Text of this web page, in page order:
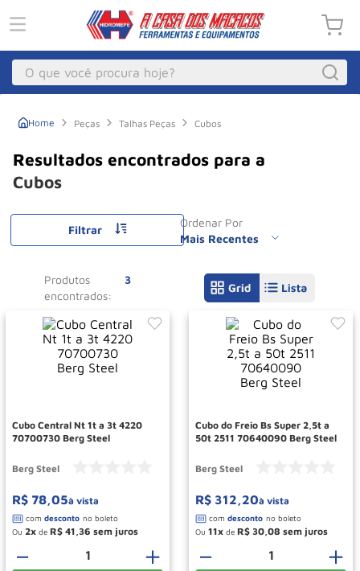
O que você procura hoje?
Peças Talhas Peças Cubos
Cubos
Ordenar Por
Mais Recentes
Filtrar
3
Produtos
Cubo Central Nt 1t a 3t 4220
70700730 Berg Steel
Berg Steel
R$ 78,05à vista
Ou 2 de R$ 41,36
＋
－
Cubo do Freio Bs Super 2,5t a
50t 2511 70640090 Berg Steel
Berg Steel
R$ 312,20à vista
Ou 11 de R$ 30,08
＋
－
1 º Macacos
º
Guincho
Macaco
Talha
Paleteira
Rodizio